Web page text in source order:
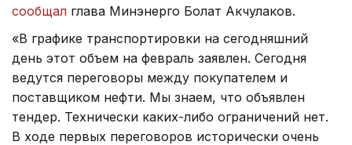
сообщал глава Минэнерго Болат Акчулаков.
«В графике транспортировки на сегодняшний
день этот объем на февраль заявлен. Сегодня
ведутся переговоры между покупателем и
поставщиком нефти. Мы знаем, что объявлен
тендер. Технически каких-либо ограничений нет.
В ходе первых переговоров исторически очень